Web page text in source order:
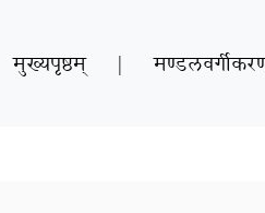
मुख्यपृष्ठम् |